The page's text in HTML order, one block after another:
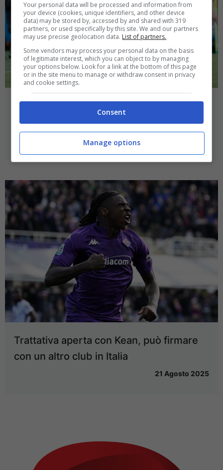
Sassuolo-Napoli 0-2, le pagelle: super
McTominay, De Bruyne già dipinge
Trattativa aperta con Kean, può firmare
con un altro club in Italia
21 Agosto 2025
Your personal data will be processed and information from
your device (cookies, unique identifiers, and other device
data) may be stored by, accessed by and shared with 319
partners, or used specifically by this site. We and our partners
may use precise geolocation data. List of partners.
Some vendors may process your personal data on the basis
of legitimate interest, which you can object to by managing
your options below. Look for a link at the bottom of this page
or in the site menu to manage or withdraw consent in privacy
and cookie settings.
Consent
Manage options